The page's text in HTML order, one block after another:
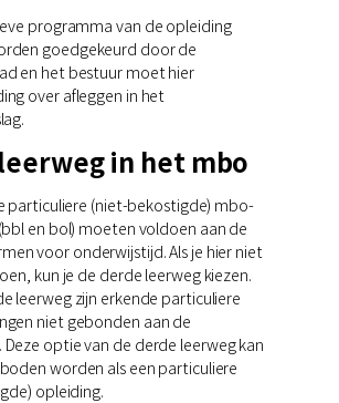
programma van de opleiding
goedgekeurd door de
en het bestuur moet hier
over afleggen in het
in het mbo
particuliere (niet-bekostigde) mbo-
en bol) moeten voldoen aan de
voor onderwijstijd. Als je hier niet
kun je de derde leerweg kiezen.
leerweg zijn erkende particuliere
niet gebonden aan de
optie van de derde leerweg kan
worden als een particuliere
opleiding.